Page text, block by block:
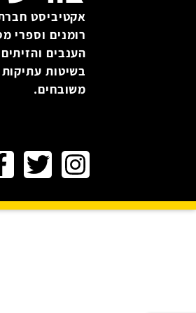
אקטיביסט
רומנים וספרי
הענבים
בשיטות עתיקות
משובחים.